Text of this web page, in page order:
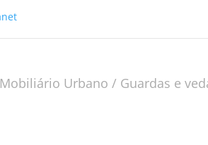
Mobiliário Urbano / Guardas e